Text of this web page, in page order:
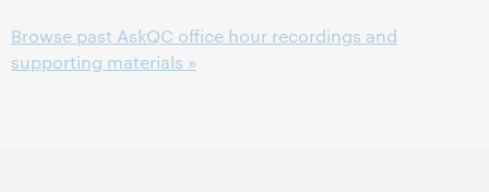
Browse past AskQC office hour recordings and
supporting materials »